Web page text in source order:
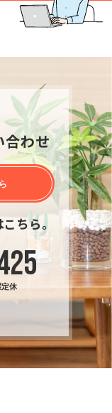
合わせ
ちら。
休